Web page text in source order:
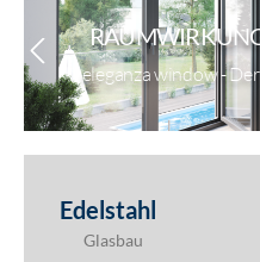
eleganza window -
Edelstahl
Glasbau